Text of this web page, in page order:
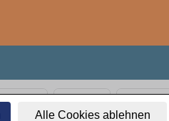
Alle Cookies ablehnen